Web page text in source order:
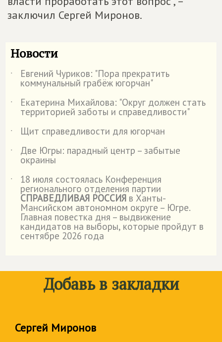
заключил Сергей Миронов.
Новости
˙ Евгений Чуриков: "Пора прекратить
коммунальный грабёж югорчан"
˙
Екатерина Михайлова: "Округ должен стать
территорией заботы и справедливости"
˙
Щит справедливости для югорчан
˙
Две Югры: парадный центр – забытые
окраины
˙
18 июля состоялась Конференция
регионального отделения партии
СПРАВЕДЛИВАЯ РОССИЯ в Ханты-
Мансийском автономном округе – Югре.
Главная повестка дня – выдвижение
кандидатов на выборы, которые пройдут в
сентябре 2026 года
Добавь в закладки
Сергей Миронов